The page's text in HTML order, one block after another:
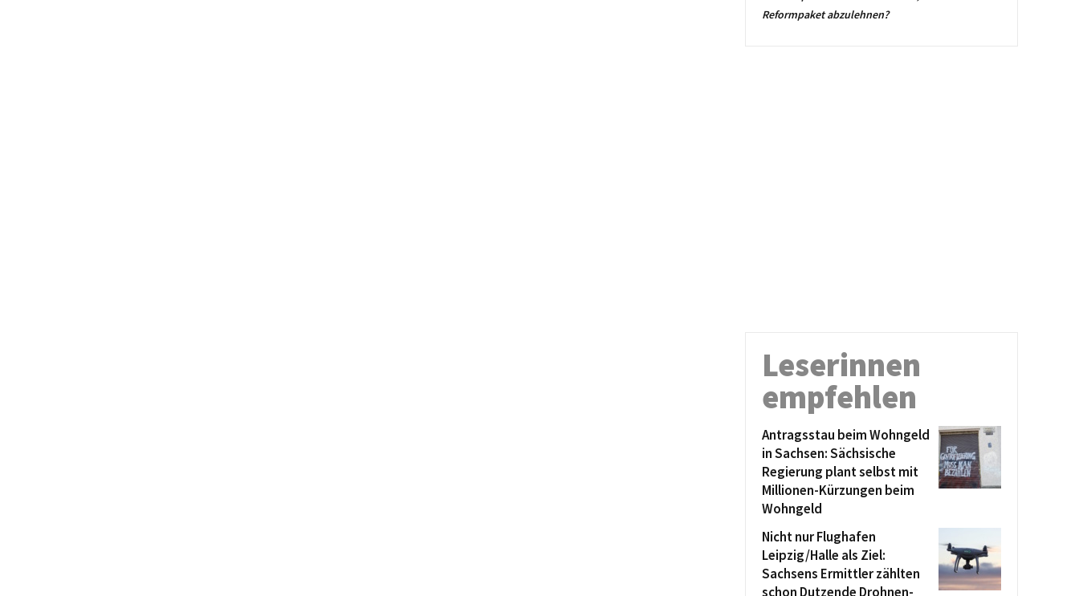
Reformpaket abzulehnen?
Leserinnen
empfehlen
Antragsstau beim Wohngeld
in Sachsen: Sächsische
Regierung plant selbst mit
Millionen-Kürzungen beim
Wohngeld
Nicht nur Flughafen
Leipzig/Halle als Ziel:
Sachsens Ermittler zählten
schon Dutzende Drohnen-